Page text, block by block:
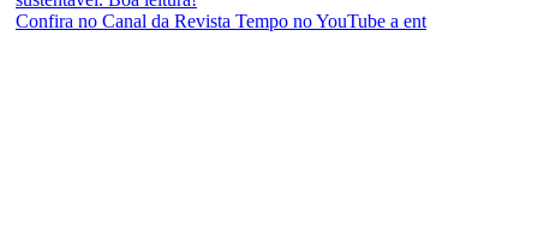
Confira no Canal da Revista Tempo no YouTube a ent